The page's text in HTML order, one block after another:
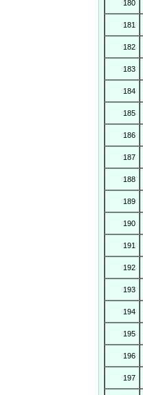
180
181
182
183
184
185
186
187
188
189
190
191
192
193
194
195
196
197